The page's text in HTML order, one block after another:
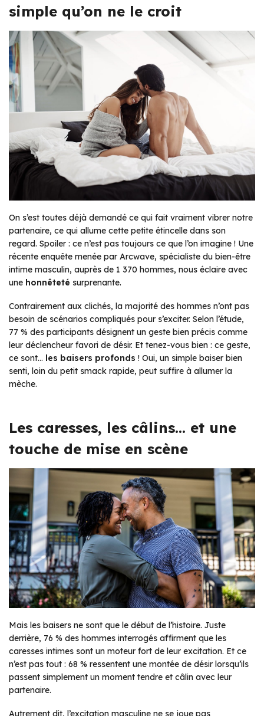
simple qu’on ne le croit
On s’est toutes déjà demandé ce qui fait vraiment vibrer notre
partenaire, ce qui allume cette petite étincelle dans son
regard. Spoiler : ce n’est pas toujours ce que l’on imagine ! Une
récente enquête menée par Arcwave, spécialiste du bien-être
intime masculin, auprès de 1 370 hommes, nous éclaire avec
une honnêteté surprenante.
Contrairement aux clichés, la majorité des hommes n’ont pas
besoin de scénarios compliqués pour s’exciter. Selon l’étude,
77 % des participants désignent un geste bien précis comme
leur déclencheur favori de désir. Et tenez-vous bien : ce geste,
ce sont… les baisers profonds ! Oui, un simple baiser bien
senti, loin du petit smack rapide, peut suffire à allumer la
mèche.
Les caresses, les câlins… et une
touche de mise en scène
Mais les baisers ne sont que le début de l’histoire. Juste
derrière, 76 % des hommes interrogés affirment que les
caresses intimes sont un moteur fort de leur excitation. Et ce
n’est pas tout : 68 % ressentent une montée de désir lorsqu’ils
passent simplement un moment tendre et câlin avec leur
partenaire.
Autrement dit, l’excitation masculine ne se joue pas